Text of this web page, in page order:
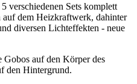
verschiedenen Sets komplett
dem Heizkraftwerk, dahinter
diversen Lichteffekten - neue
auf den Körper des
den Hintergrund.